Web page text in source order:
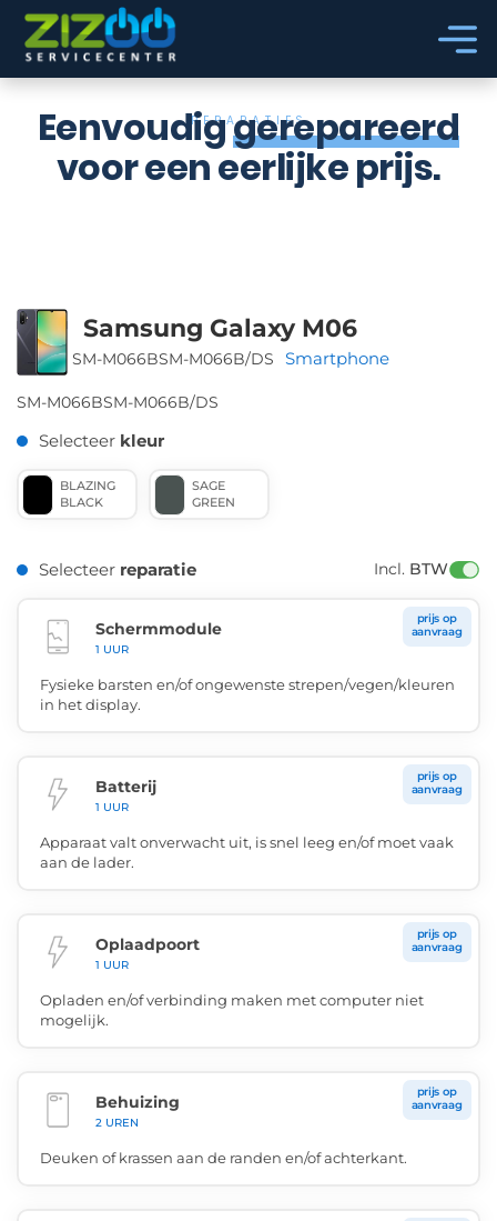
Ga naar hoofdinhoud
Ga naar voettekst
REPARATIES
Eenvoudiggerepareerd
voor een eerlijke prijs.
Samsung Galaxy M06
SM-M066BSM-M066B/DS Smartphone
SM-M066BSM-M066B/DS
Selecteer kleur
BLAZING
BLACK
SAGE
GREEN
Selecteer reparatie Incl. BTW
Schermmodule
1 UUR
prijs op
aanvraag
Fysieke barsten en/of ongewenste strepen/vegen/kleuren
in het display.
Batterij
1 UUR
prijs op
aanvraag
Apparaat valt onverwacht uit, is snel leeg en/of moet vaak
aan de lader.
Oplaadpoort
1 UUR
prijs op
aanvraag
Opladen en/of verbinding maken met computer niet
mogelijk.
Behuizing
2 UREN
prijs op
aanvraag
Deuken of krassen aan de randen en/of achterkant.